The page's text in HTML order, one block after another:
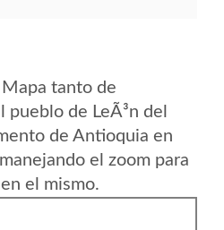
tanto de
de LeÃ³n del
de Antioquia en
el zoom para
el mismo.